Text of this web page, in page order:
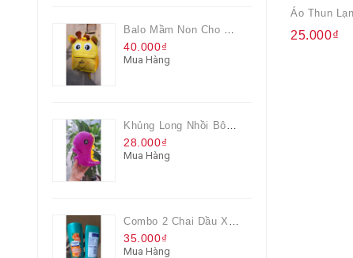
Balo Mầm Non Cho Bé Grow Màu Vàng
40.000₫
Mua Hàng
Khủng Long Nhồi Bông Cho Bé Chơi Màu Tím
28.000₫
Mua Hàng
Combo 2 Chai Dầu Xả Rejoice 3IN1 Siêu Mềm Mượt Chai 60ML
35.000₫
Mua Hàng
25.000₫